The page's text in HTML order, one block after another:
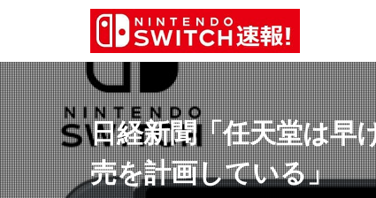
日経新聞「任天堂は早
売を計画している」